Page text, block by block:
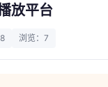
放平台
浏览：7